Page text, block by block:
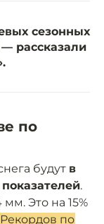
сезонных
рассказали
по
будут в
.
Это на 15%
Рекордов по